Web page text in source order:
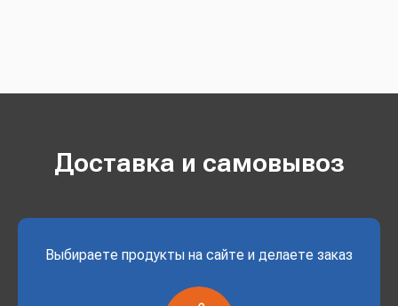
Доставка и самовывоз
Выбираете продукты на сайте и делаете заказ